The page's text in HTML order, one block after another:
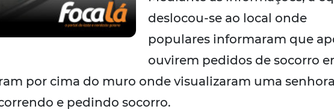
deslocou-se ao local onde
populares informaram que
ouvirem pedidos de socorro
por cima do muro onde visualizaram uma
e pedindo socorro.